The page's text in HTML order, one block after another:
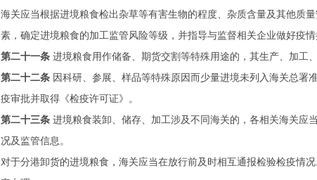
海关应当根据进境粮食检出杂草等有害生物的程度、杂质含量及其他质
素，确定进境粮食的加工监管风险等级，并指导与监督相关企业做好疫情
第二十一条 进境粮食用作储备、期货交割等特殊用途的，其生产、加工
第二十二条 因科研、参展、样品等特殊原因而少量进境未列入海关总署
疫审批并取得《检疫许可证》。
第二十三条 进境粮食装卸、储存、加工涉及不同海关的，各相关海关应
况及监管信息。
对于分港卸货的进境粮食，海关应当在放行前及时相互通报检验检疫情